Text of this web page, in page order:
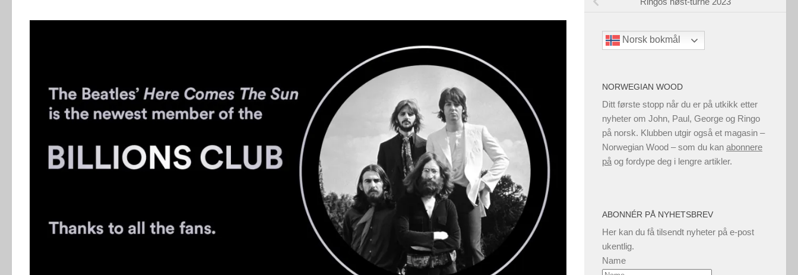
Norsk bokmål
NORWEGIAN WOOD
Ditt første stopp når du er på utkikk etter
nyheter om John, Paul, George og Ringo
på norsk. Klubben utgir også et magasin –
Norwegian Wood – som du kan abonnere
på og fordype deg i lengre artikler.
ABONNÉR PÅ NYHETSBREV
Her kan du få tilsendt nyheter på e-post
ukentlig.
Name